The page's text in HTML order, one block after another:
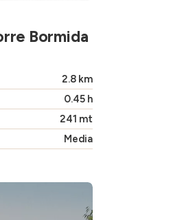
Bormida
2.8 km
0.45 h
241 mt
Media